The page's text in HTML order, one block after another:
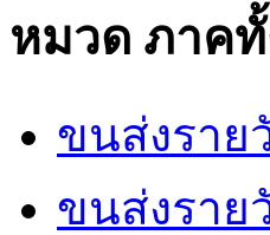
หมวด ภาค
ขนส่งราย
ขนส่งราย